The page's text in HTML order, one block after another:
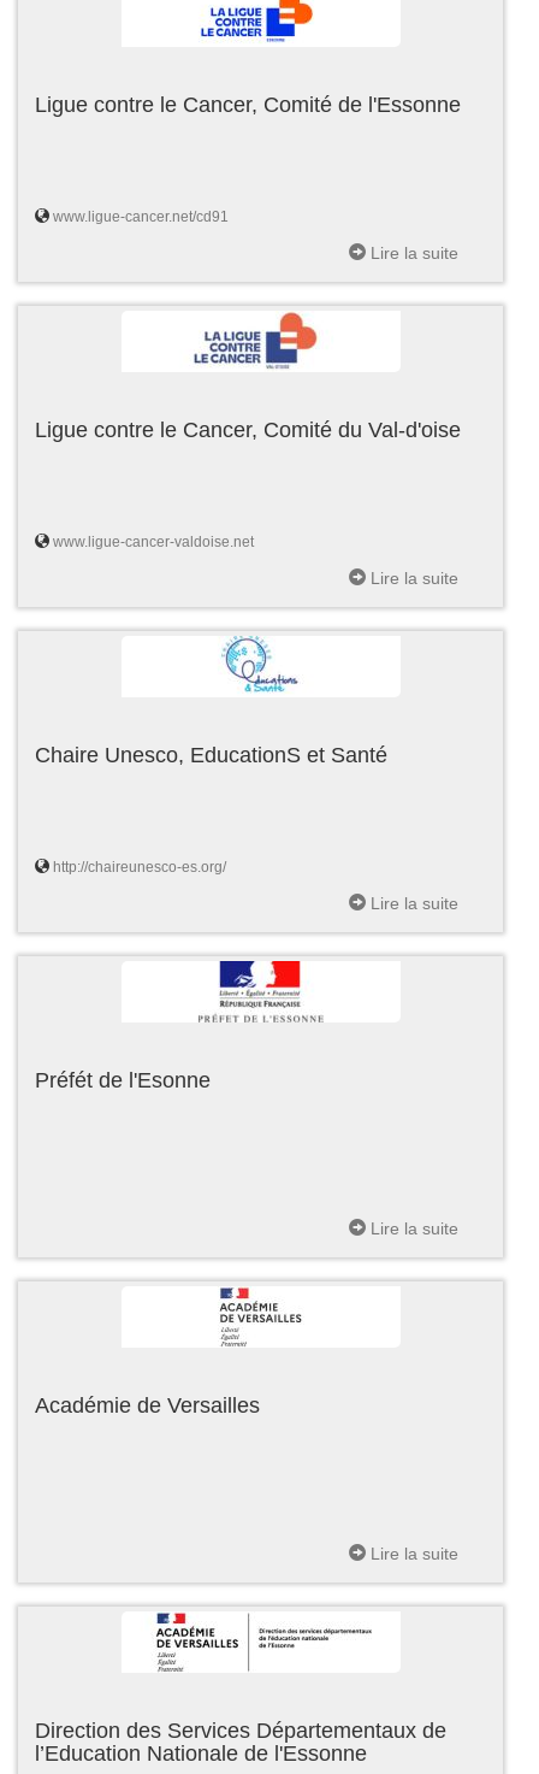
Ligue contre le Cancer, Comité de l'Essonne
www.ligue-cancer.net/cd91
Lire la suite
Ligue contre le Cancer, Comité du Val-d'oise
www.ligue-cancer-valdoise.net
Lire la suite
Chaire Unesco, EducationS et Santé
http://chaireunesco-es.org/
Lire la suite
Préfét de l'Esonne
Lire la suite
Académie de Versailles
Lire la suite
Direction des Services Départementaux de
l’Education Nationale de l'Essonne